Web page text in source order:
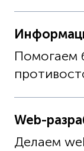
Помогаем
Web-
Делаем